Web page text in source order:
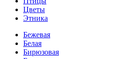
Цветы
Этника
Бежевая
Белая
Бирюзовая